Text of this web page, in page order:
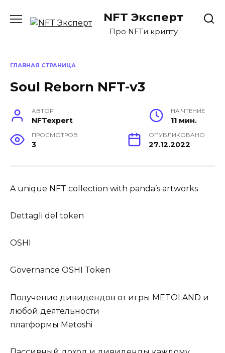
содержанию
NFT Эксперт
Про NFTи крипту
ГЛАВНАЯ СТРАНИЦА
Soul Reborn NFT-v3
АВТОР
NFTexpert
НА ЧТЕНИЕ
11 мин.
ПРОСМОТРОВ
3
ОПУБЛИКОВАНО
27.12.2022
A unique NFT collection with panda’s artworks
Dettagli del token
OSHI
Governance OSHI Token
Получение дивидендов от игры METOLAND и
любой деятельности
платформы Metoshi